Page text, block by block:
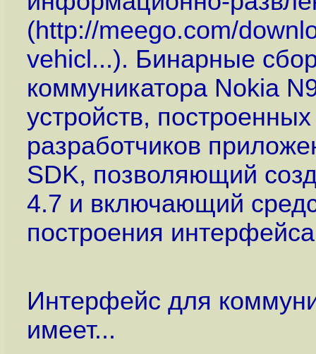
(http://meego.com/
vehicl...). Бинарные
коммуникатора Nokia
устройств,
разработчиков
SDK, позволяющий
4.7 и включающий
построения
Интерфейс для
имеет...